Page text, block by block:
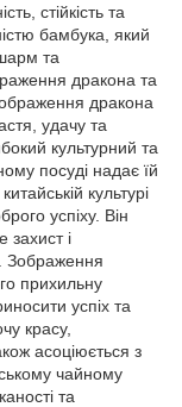
стійкість та
бамбука, який
та
дракона та
дракона
удачу та
культурний та
посуді надає їй
культурі
успіху. Він
захист і
Зображення
прихильну
успіх та
красу,
асоціюється з
чайному
та